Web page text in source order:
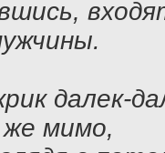
далек-
мимо,